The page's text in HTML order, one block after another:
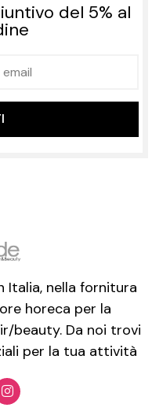
del 5% al
Italia, nella fornitura
horeca per la
beauty. Da noi trovi
per la tua attività